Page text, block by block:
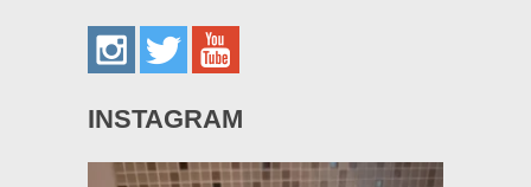
INSTAGRAM